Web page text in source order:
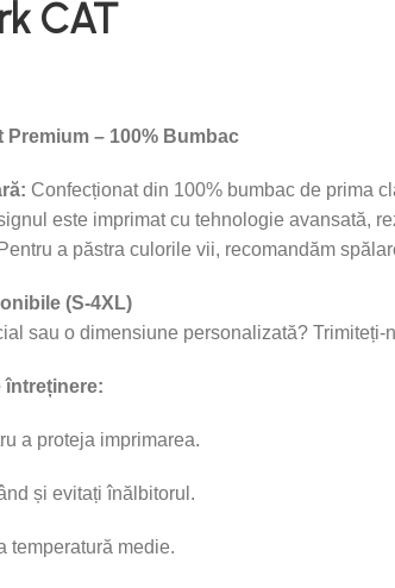
CAT
– 100% Bumbac
Confecționat din 100% bumbac de prima
este imprimat cu tehnologie avansată,
Pentru a păstra culorile vii, recomandăm
(S-4XL)
sau o dimensiune personalizată? Trimiteți-
întreținere:
a proteja imprimarea.
și evitați înălbitorul.
temperatură medie.